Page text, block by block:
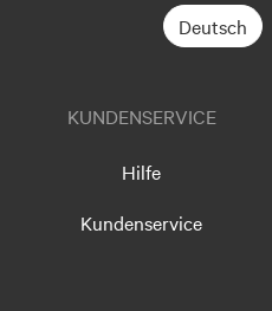
Deutsch
KUNDENSERVICE
Hilfe
Kundenservice